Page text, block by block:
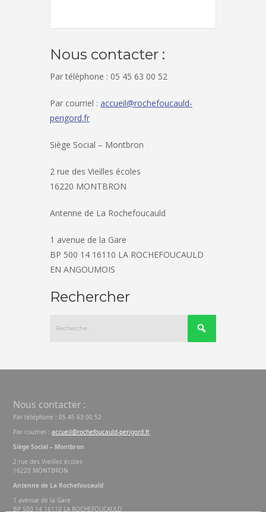
Nous contacter :
Par téléphone : 05 45 63 00 52
Par courriel : accueil@rochefoucauld-
perigord.fr
Siège Social – Montbron
2 rue des Vieilles écoles
16220 MONTBRON
Antenne de La Rochefoucauld
1 avenue de la Gare
BP 500 14 16110 LA ROCHEFOUCAULD
EN ANGOUMOIS
Rechercher
Nous contacter :
Par téléphone : 05 45 63 00 52
Par courriel :accueil@rochefoucauld-perigord.fr
Siège Social – Montbron
2 rue des Vieilles écoles
16220 MONTBRON
Antenne de La Rochefoucauld
1 avenue de la Gare
BP 500 14 16110 LA ROCHEFOUCAULD